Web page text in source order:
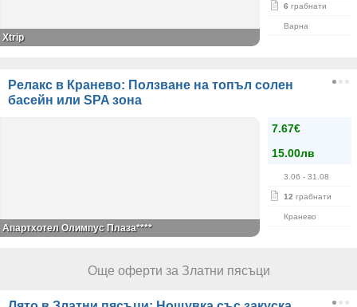
6 грабнати
Варна
Xtrip
Релакс в Кранево: Ползване на топъл солен
басейн или SPA зона
7.67€
15.00лв
3.06 - 31.08
12 грабнати
Кранево
Апартхотел Олимпус Плаза****
Още оферти за Златни пясъци